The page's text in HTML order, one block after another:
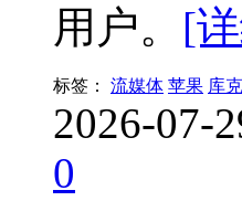
用户。 [
标签： 流媒体 苹果 库克
2026-07-
0